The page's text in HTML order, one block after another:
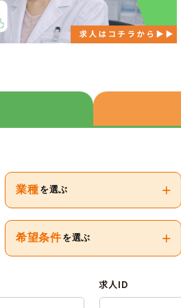
業種 を選ぶ +
希望条件 を選ぶ +
求人ID